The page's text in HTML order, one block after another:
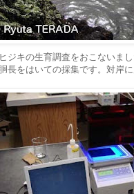
ジキの生育調査をおこないま
長をはいての採集です。対岸